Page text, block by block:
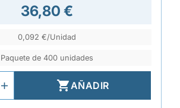
36,80 €
0,092 €/Unidad
Paquete de 400 unidades
AÑADIR